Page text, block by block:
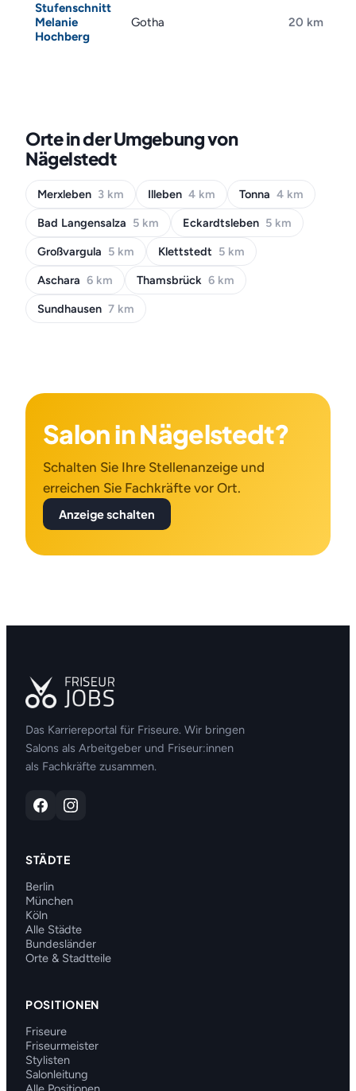
Stufenschnitt
Melanie
Hochberg
Gotha 20 km
Orte in der Umgebung von
Nägelstedt
Merxleben 3 km Illeben 4 km Tonna 4 km
Bad Langensalza 5 km Eckardtsleben 5 km
Großvargula 5 km Klettstedt 5 km
Aschara 6 km Thamsbrück 6 km
Sundhausen 7 km
Salon in Nägelstedt?
Schalten Sie Ihre Stellenanzeige und
erreichen Sie Fachkräfte vor Ort.
Anzeige schalten
Das Karriereportal für Friseure. Wir bringen
Salons als Arbeitgeber und Friseur:innen
als Fachkräfte zusammen.
STÄDTE
Berlin
München
Köln
Alle Städte
Bundesländer
Orte & Stadtteile
POSITIONEN
Friseure
Friseurmeister
Stylisten
Salonleitung